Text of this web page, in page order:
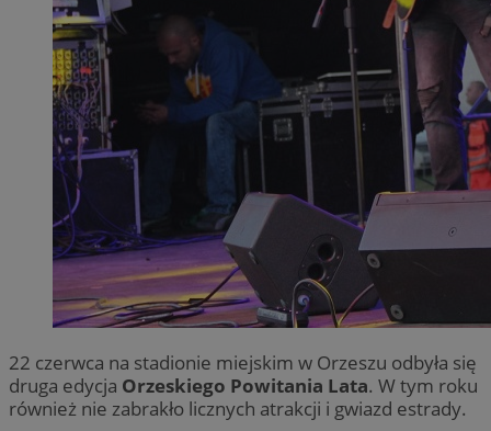
22 czerwca na stadionie miejskim w Orzeszu odbyła się
druga edycja Orzeskiego Powitania Lata. W tym roku
również nie zabrakło licznych atrakcji i gwiazd estrady.